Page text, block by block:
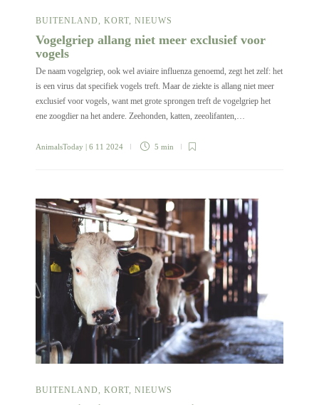
BUITENLAND, KORT, NIEUWS
Vogelgriep allang niet meer exclusief voor
vogels
De naam vogelgriep, ook wel aviaire influenza genoemd, zegt het zelf: het
is een virus dat specifiek vogels treft. Maar de ziekte is allang niet meer
exclusief voor vogels, want met grote sprongen treft de vogelgriep het
ene zoogdier na het andere. Zeehonden, katten, zeeolifanten,…
AnimalsToday | 6 11 2024 5 min
BUITENLAND, KORT, NIEUWS